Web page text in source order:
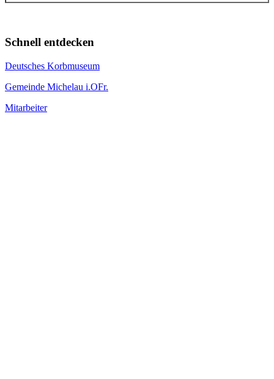
Schnell entdecken
Deutsches Korbmuseum
Gemeinde Michelau i.OFr.
Mitarbeiter